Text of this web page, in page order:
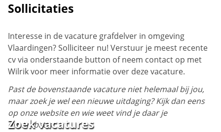
Sollicitaties
Interesse in de vacature grafdelver in omgeving
Vlaardingen? Solliciteer nu! Verstuur je meest recente
cv via onderstaande button of neem contact op met
Wilrik voor meer informatie over deze vacature.
Past de bovenstaande vacature niet helemaal bij jou,
maar zoek je wel een nieuwe uitdaging? Kijk dan eens
op onze website en wie weet vind je daar je
droombaan!
Zoek vacatures